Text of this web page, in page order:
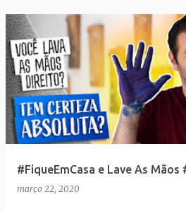
#FiqueEmCasa e Lave As Mãos
março 22, 2020